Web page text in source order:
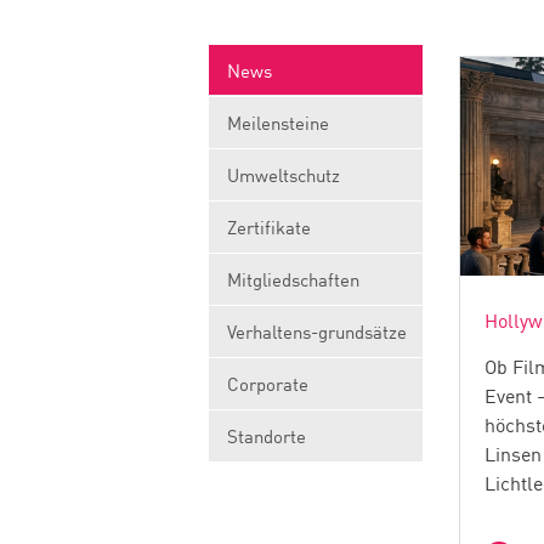
News
Meilensteine
Umweltschutz
Zertifikate
Mitgliedschaften
Verhaltens-grundsätze
Corporate
Standorte
Ob
Event